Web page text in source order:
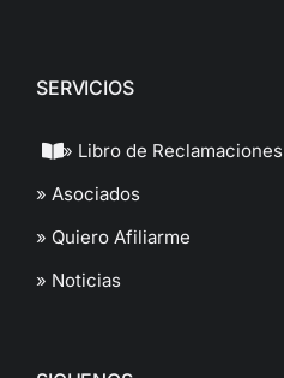
SERVICIOS
» Libro de Reclamaciones
» Asociados
» Quiero Afiliarme
» Noticias